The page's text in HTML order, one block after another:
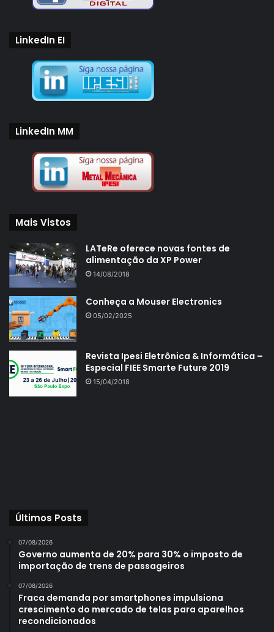
LinkedIn EI
LinkedIn MM
Mais Vistos
LATeRe oferece novas fontes de
alimentação da XP Power
14/08/2018
Conheça a Mouser Electronics
05/02/2025
Revista Ipesi Eletrônica & Informática –
Especial FIEE Smarte Future 2019
15/04/2018
Últimos Posts
07/08/2026
Governo aumenta de 20% para 30% o imposto de
importação de trens de passageiros
07/08/2026
Fraca demanda por smartphones impulsiona
crescimento do mercado de telas para aparelhos
recondicionados